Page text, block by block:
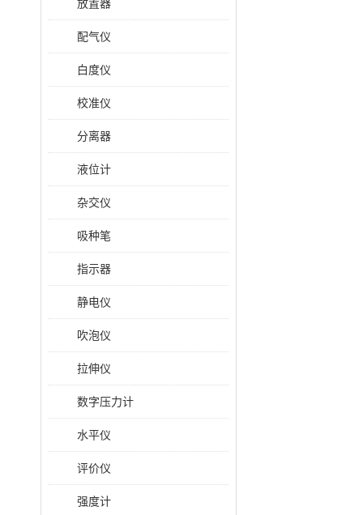
放置器
配气仪
白度仪
校准仪
分离器
液位计
杂交仪
吸种笔
指示器
静电仪
吹泡仪
拉伸仪
数字压力计
水平仪
评价仪
强度计